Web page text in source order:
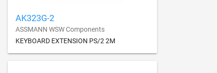
AK323G-2
ASSMANN WSW Components
KEYBOARD EXTENSION PS/2 2M